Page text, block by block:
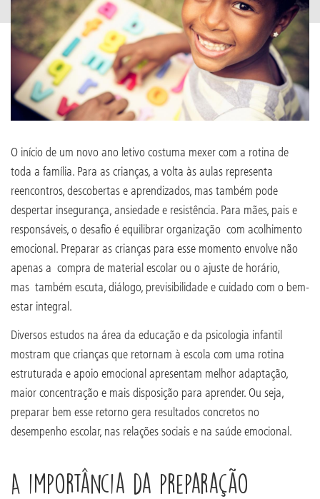
O início de um novo ano letivo costuma mexer com a rotina de
toda a família. Para as crianças, a volta às aulas representa
reencontros, descobertas e aprendizados, mas também pode
despertar insegurança, ansiedade e resistência. Para mães, pais e
responsáveis, o desafio é equilibrar organização com acolhimento
emocional. Preparar as crianças para esse momento envolve não
apenas a compra de material escolar ou o ajuste de horário,
mas também escuta, diálogo, previsibilidade e cuidado com o bem-
estar integral.
Diversos estudos na área da educação e da psicologia infantil
mostram que crianças que retornam à escola com uma rotina
estruturada e apoio emocional apresentam melhor adaptação,
maior concentração e mais disposição para aprender. Ou seja,
preparar bem esse retorno gera resultados concretos no
desempenho escolar, nas relações sociais e na saúde emocional.
A importância da preparação